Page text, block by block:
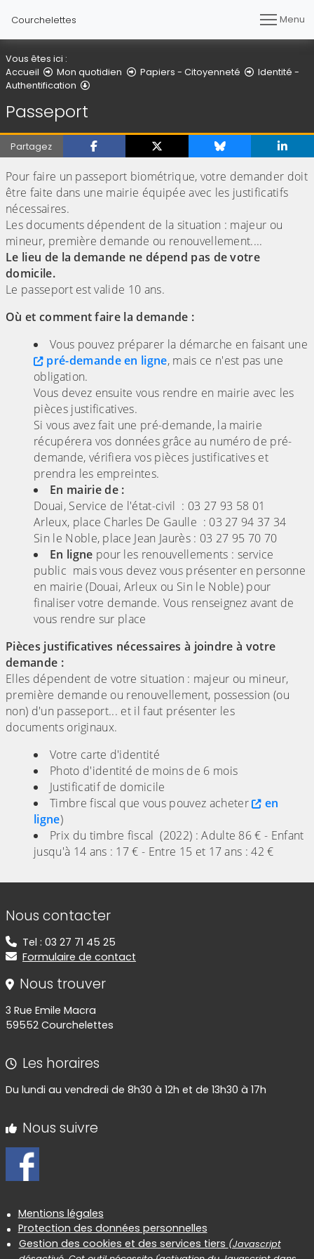
Courchelettes Menu
Vous êtes ici :
Accueil
Mon quotidien Papiers - Citoyenneté
Identité -
Authentification
Passeport
Partagez
Pour faire un passeport biométrique, votre demander doit
être faite dans une mairie équipée avec les justificatifs
nécessaires.
Les documents dépendent de la situation : majeur ou
mineur, première demande ou renouvellement....
Le lieu de la demande ne dépend pas de votre
domicile.
Le passeport est valide 10 ans.
Où et comment faire la demande :
Vous pouvez préparer la démarche en faisant une
pré-demande en ligne, mais ce n'est pas une
obligation.
Vous devez ensuite vous rendre en mairie avec les
pièces justificatives.
Si vous avez fait une pré-demande, la mairie
récupérera vos données grâce au numéro de pré-
demande, vérifiera vos pièces justificatives et
prendra les empreintes.
En mairie de :
Douai, Service de l'état-civil : 03 27 93 58 01
Arleux, place Charles De Gaulle : 03 27 94 37 34
Sin le Noble, place Jean Jaurès : 03 27 95 70 70
En ligne pour les renouvellements : service
public mais vous devez vous présenter en personne
en mairie (Douai, Arleux ou Sin le Noble) pour
finaliser votre demande. Vous renseignez avant de
vous rendre sur place
Pièces justificatives nécessaires à joindre à votre
demande :
Elles dépendent de votre situation : majeur ou mineur,
première demande ou renouvellement, possession (ou
non) d'un passeport... et il faut présenter les
documents originaux.
Votre carte d'identité
Photo d'identité de moins de 6 mois
Justificatif de domicile
Timbre fiscal que vous pouvez acheter
en
ligne)
Prix du timbre fiscal (2022) : Adulte 86 € - Enfant
jusqu'à 14 ans : 17 € - Entre 15 et 17 ans : 42 €
Informations de contact
Nous contacter
Tel : 03 27 71 45 25
Formulaire de contact
Nous trouver
3 Rue Emile Macra
59552 Courchelettes
Les horaires
Du lundi au vendredi de 8h30 à 12h et de 13h30 à 17h
Nous suivre
Informations réglementaires
Mentions légales
Protection des données personnelles
Gestion des cookies et des services tiers (Javascript